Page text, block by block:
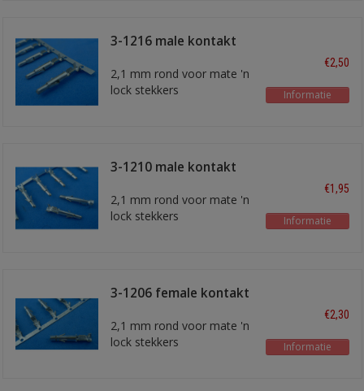
3-1216 male kontakt
2,1 mm rond voor mate 'n
lock stekkers
€2,50
Informatie
3-1210 male kontakt
2,1 mm rond voor mate 'n
lock stekkers
€1,95
Informatie
3-1206 female kontakt
2,1 mm rond voor mate 'n
lock stekkers
€2,30
Informatie